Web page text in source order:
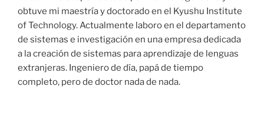
obtuve mi maestría y doctorado en el Kyushu Institute
of Technology. Actualmente laboro en el departamento
de sistemas e investigación en una empresa dedicada
a la creación de sistemas para aprendizaje de lenguas
extranjeras. Ingeniero de día, papá de tiempo
completo, pero de doctor nada de nada.